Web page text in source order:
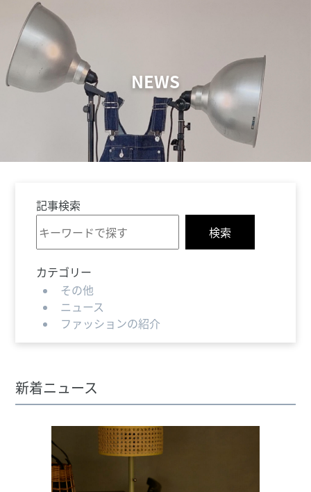
NEWS
記事検索
検索
カテゴリー
その他
ニュース
ファッションの紹介
新着ニュース